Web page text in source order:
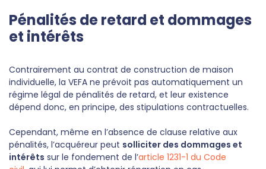
Pénalités de retard et dommages
et intérêts
Contrairement au contrat de construction de maison
individuelle, la VEFA ne prévoit pas automatiquement un
régime légal de pénalités de retard, et leur existence
dépend donc, en principe, des stipulations contractuelles.
Cependant, même en l’absence de clause relative aux
pénalités, l’acquéreur peut solliciter des dommages et
intérêts sur le fondement de l’article 1231-1 du Code
Information sur les cookies